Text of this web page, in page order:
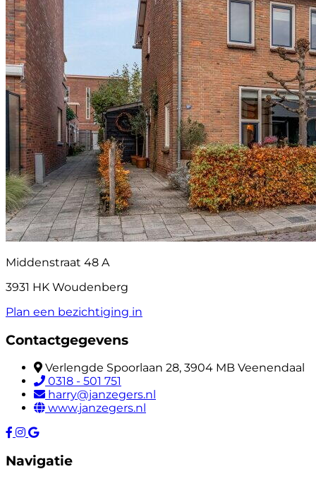
Middenstraat 48 A
3931 HK Woudenberg
Plan een bezichtiging in
Contactgegevens
Verlengde Spoorlaan 28, 3904 MB Veenendaal
0318 - 501 751
harry@janzegers.nl
www.janzegers.nl
Navigatie